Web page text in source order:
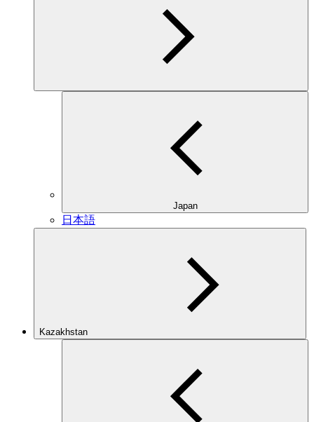
Japan
日本語
Kazakhstan